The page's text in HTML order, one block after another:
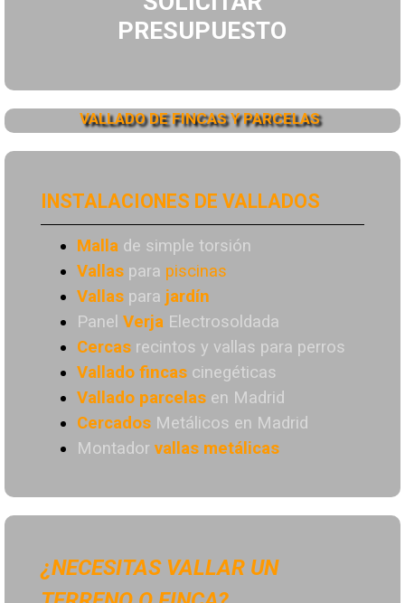
PRESUPUESTO
VALLADO DE FINCAS Y PARCELAS
INSTALACIONES DE VALLADOS
Malla de simple torsión
Vallas para piscinas
Vallas para jardín
Panel Verja Electrosoldada
Cercas recintos y vallas para perros
Vallado fincas cinegéticas
Vallado parcelas en Madrid
Cercados Metálicos en Madrid
Montador vallas metálicas
¿NECESITAS VALLAR UN